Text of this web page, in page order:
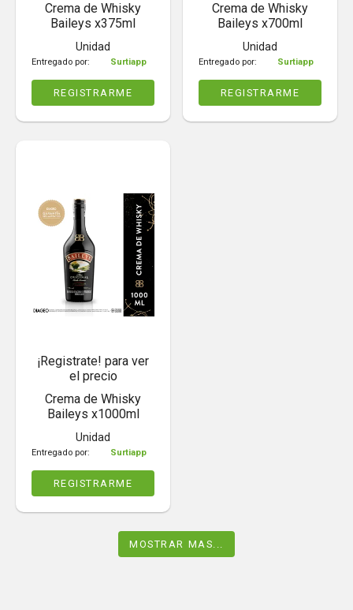
Crema de Whisky
Baileys x375ml
Unidad
Entregado por: Surtiapp
REGISTRARME
Crema de Whisky
Baileys x700ml
Unidad
Entregado por: Surtiapp
REGISTRARME
¡Registrate! para ver
el precio
Crema de Whisky
Baileys x1000ml
Unidad
Entregado por: Surtiapp
REGISTRARME
MOSTRAR MAS...